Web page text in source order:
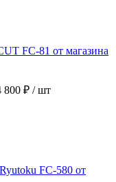
800 ₽ / шт